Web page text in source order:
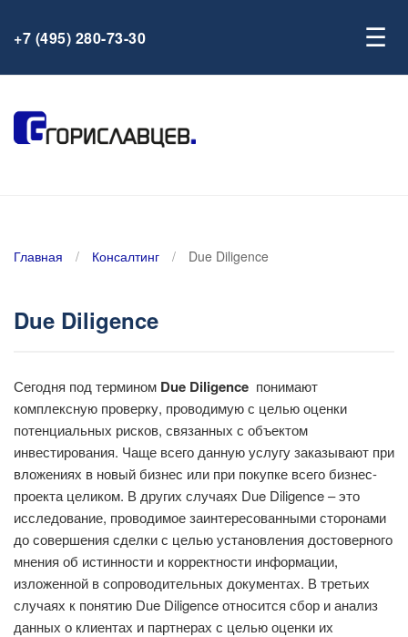
+7 (495) 280-73-30 ☰
Главная / Консалтинг / Due Diligence
Due Diligence
Сегодня под термином Due Diligence понимают
комплексную проверку, проводимую с целью оценки
потенциальных рисков, связанных с объектом
инвестирования. Чаще всего данную услугу заказывают при
вложениях в новый бизнес или при покупке всего бизнес-
проекта целиком. В других случаях Due Diligence – это
исследование, проводимое заинтересованными сторонами
до совершения сделки с целью установления достоверного
мнения об истинности и корректности информации,
изложенной в сопроводительных документах. В третьих
случаях к понятию Due Diligenceотносится сбор и анализ
данных о клиентах и партнерах с целью оценки их